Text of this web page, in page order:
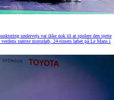
undervejs var ikke nok til at spolere den sjette
største motorløb, 24-timers løbet på Le Mans i